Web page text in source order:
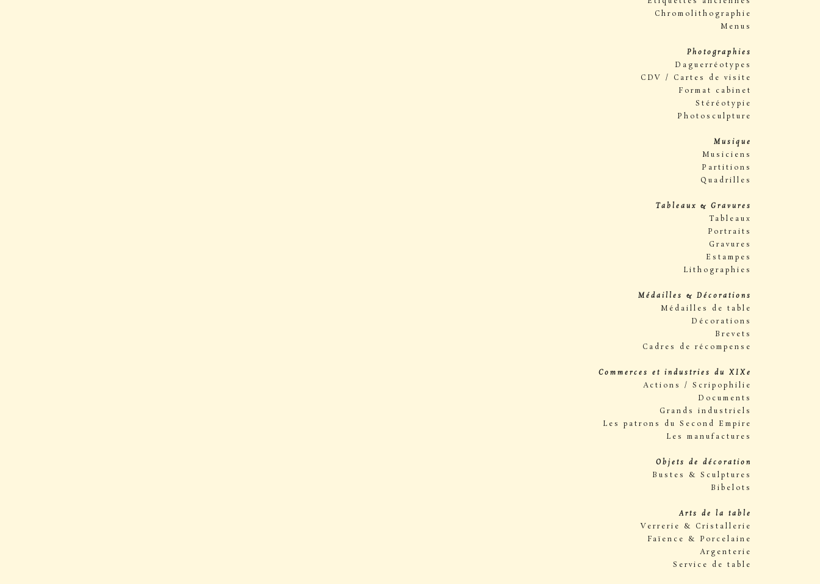
Chromolithographie
Menus
Photographies
Daguerréotypes
CDV / Cartes de visite
Format cabinet
Stéréotypie
Photosculpture
Musique
Musiciens
Partitions
Quadrilles
Tableaux & Gravures
Tableaux
Portraits
Gravures
Estampes
Lithographies
Médailles & Décorations
Médailles de table
Décorations
Brevets
Cadres de récompense
Commerces et industries du XIXe
Actions / Scripophilie
Documents
Grands industriels
Les patrons du Second Empire
Les manufactures
Objets de décoration
Bustes & Sculptures
Bibelots
Arts de la table
Verrerie & Cristallerie
Faïence & Porcelaine
Argenterie
Service de table